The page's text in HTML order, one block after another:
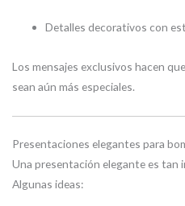
Detalles decorativos con
Los mensajes exclusivos hacen
sean aún más especiales.
Presentaciones elegantes para
Una presentación elegante es tan
Algunas ideas: